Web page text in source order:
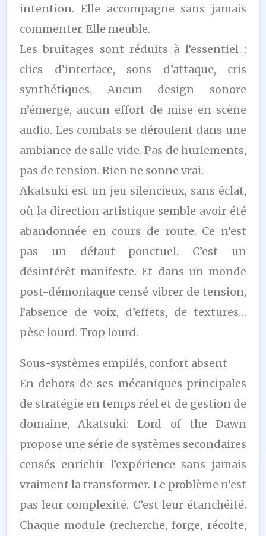
intention. Elle accompagne sans jamais
commenter. Elle meuble.
Les bruitages sont réduits à l’essentiel :
clics d’interface, sons d’attaque, cris
synthétiques. Aucun design sonore
n’émerge, aucun effort de mise en scène
audio. Les combats se déroulent dans une
ambiance de salle vide. Pas de hurlements,
pas de tension. Rien ne sonne vrai.
Akatsuki est un jeu silencieux, sans éclat,
où la direction artistique semble avoir été
abandonnée en cours de route. Ce n’est
pas un défaut ponctuel. C’est un
désintérêt manifeste. Et dans un monde
post-démoniaque censé vibrer de tension,
l’absence de voix, d’effets, de textures…
pèse lourd. Trop lourd.
Sous-systèmes empilés, confort absent
En dehors de ses mécaniques principales
de stratégie en temps réel et de gestion de
domaine, Akatsuki: Lord of the Dawn
propose une série de systèmes secondaires
censés enrichir l’expérience sans jamais
vraiment la transformer. Le problème n’est
pas leur complexité. C’est leur étanchéité.
Chaque module (recherche, forge, récolte,